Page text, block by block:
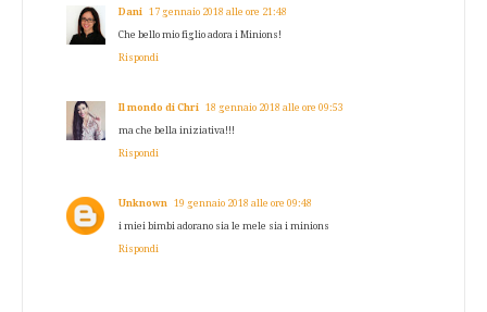
Dani 17 gennaio 2018 alle ore 21:48
Che bello mio figlio adora i Minions!
Rispondi
Il mondo di Chri 18 gennaio 2018 alle ore 09:53
ma che bella iniziativa!!!
Rispondi
Unknown 19 gennaio 2018 alle ore 09:48
i miei bimbi adorano sia le mele sia i minions
Rispondi